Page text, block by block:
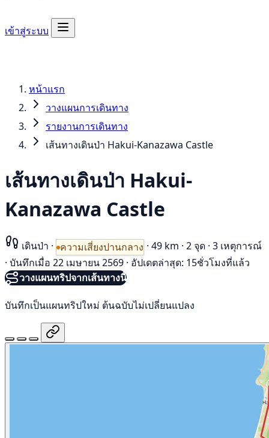
เข้าสู่ระบบ
หน้าแรก
วางแผนการเดินทาง
รายงานการเดินทาง
เส้นทางเดินป่า Hakui-Kanazawa Castle
เส้นทางเดินป่า Hakui-
Kanazawa Castle
เดินป่า · ความเสี่ยงปานกลาง · 49 km · 2 จุด · 3 เหตุการณ์
· บันทึกเมื่อ 22 เมษายน 2569 · อัปเดตล่าสุด: 15ชั่วโมงที่แล้ว
วางแผนทริปจากเส้นทางนี้
บันทึกเป็นแผนทริปใหม่ ต้นฉบับไม่เปลี่ยนแปลง